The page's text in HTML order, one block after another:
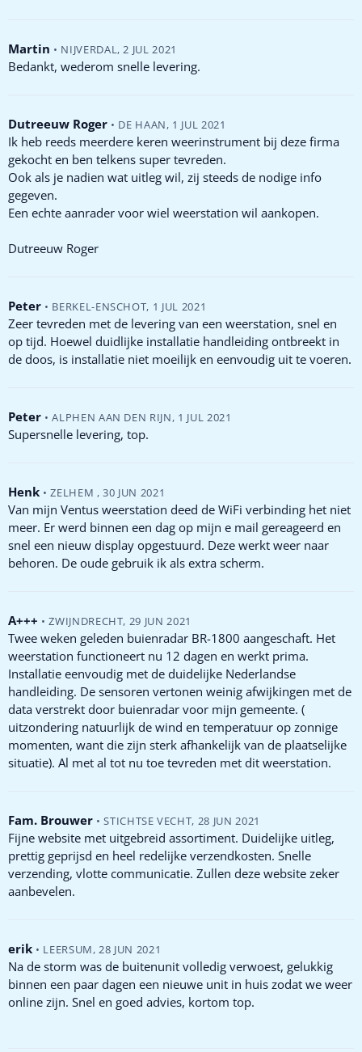
Martin • NIJVERDAL, 2 JUL 2021
Bedankt, wederom snelle levering.
Dutreeuw Roger • DE HAAN, 1 JUL 2021
Ik heb reeds meerdere keren weerinstrument bij deze firma
gekocht en ben telkens super tevreden.
Ook als je nadien wat uitleg wil, zij steeds de nodige info
gegeven.
Een echte aanrader voor wiel weerstation wil aankopen.
Dutreeuw Roger
Peter • BERKEL-ENSCHOT, 1 JUL 2021
Zeer tevreden met de levering van een weerstation, snel en
op tijd. Hoewel duidlijke installatie handleiding ontbreekt in
de doos, is installatie niet moeilijk en eenvoudig uit te voeren.
Peter • ALPHEN AAN DEN RIJN, 1 JUL 2021
Supersnelle levering, top.
Henk • ZELHEM , 30 JUN 2021
Van mijn Ventus weerstation deed de WiFi verbinding het niet
meer. Er werd binnen een dag op mijn e mail gereageerd en
snel een nieuw display opgestuurd. Deze werkt weer naar
behoren. De oude gebruik ik als extra scherm.
A+++ • ZWIJNDRECHT, 29 JUN 2021
Twee weken geleden buienradar BR-1800 aangeschaft. Het
weerstation functioneert nu 12 dagen en werkt prima.
Installatie eenvoudig met de duidelijke Nederlandse
handleiding. De sensoren vertonen weinig afwijkingen met de
data verstrekt door buienradar voor mijn gemeente. (
uitzondering natuurlijk de wind en temperatuur op zonnige
momenten, want die zijn sterk afhankelijk van de plaatselijke
situatie). Al met al tot nu toe tevreden met dit weerstation.
Fam. Brouwer • STICHTSE VECHT, 28 JUN 2021
Fijne website met uitgebreid assortiment. Duidelijke uitleg,
prettig geprijsd en heel redelijke verzendkosten. Snelle
verzending, vlotte communicatie. Zullen deze website zeker
aanbevelen.
erik • LEERSUM, 28 JUN 2021
Na de storm was de buitenunit volledig verwoest, gelukkig
binnen een paar dagen een nieuwe unit in huis zodat we weer
online zijn. Snel en goed advies, kortom top.